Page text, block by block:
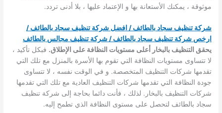
موثوقة ، يمكنك الأستعانة بها و الإعتماد عليها ، بلا أدنى تردد.
شركة تنظيف سجاد بالطائف / افضل شركة تنظيف سجاد بالطائف /
ارخص شركة تنظيف سجاد بالطائف / شركة تنظيف مجالس بالطائف
يحقق التنظيف بالبخار أعلى مستويات النظافة على الإطلاق. فبكل تأكيد ،
لا تتساوى مستويات النظافة التي تقوم بها الأسرة بالمنزل مع تلك التي
تقدمها شركات التنظيف المتخصصة. و في الوقت نفسه ، لا تتساوى
جودة النظافة التي تقدمها شركات التنظيف العادية مع تلك التي تقدمها
شركات التنظيف بالبخار. لذلك ، فأنت دائما بحاجة إلى شركة تنظيف
سجاد بالطائف لتحصل على مستوى النظافة الذي تطمح إليه.